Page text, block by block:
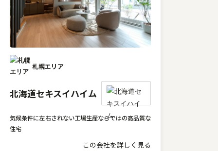
札幌エリア
北海道セキスイハイム
気候条件に左右されない工場生産ならではの高品質な
住宅
この会社を詳しく見る